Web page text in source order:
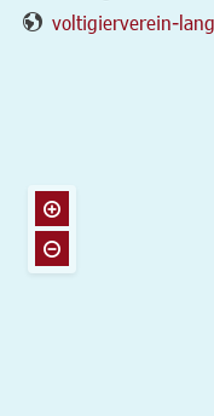
voltigierverein-